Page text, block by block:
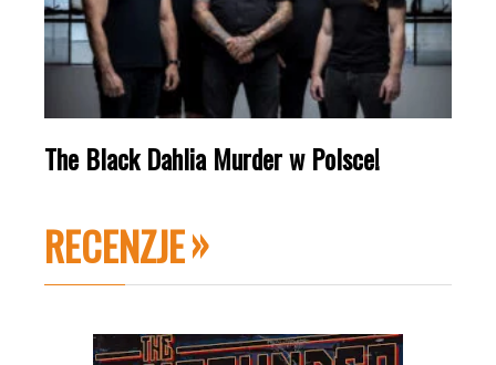
The Black Dahlia Murder w Polsce!
RECENZJE